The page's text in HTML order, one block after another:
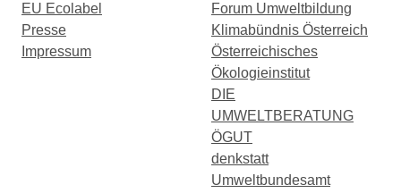
EU Ecolabel
Presse
Impressum
Forum Umweltbildung
Klimabündnis Österreich
Österreichisches
Ökologieinstitut
DIE
UMWELTBERATUNG
ÖGUT
denkstatt
Umweltbundesamt